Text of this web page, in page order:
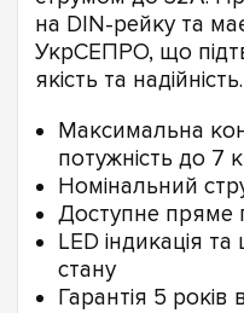
на DIN-рейку та
УкрСЕПРО, що
якість та надійність.
Максимальна
потужність до 7
Номінальний
Доступне пряме
LED індикація
стану
Гарантія 5 років